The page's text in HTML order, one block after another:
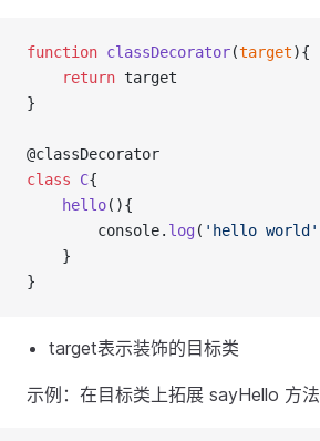
function classDecorator(target){
return target
}
@classDecorator
class
C{
hello(){
        console.
log ( 'hello world'
    }
}
target表示装饰的目标类
示例：在目标类上拓展 sayHello 方法